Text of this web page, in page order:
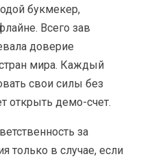
букмекер,
Всего зав
доверие
мира. Каждый
свои силы без
открыть демо-счет.
за
только в случае, если